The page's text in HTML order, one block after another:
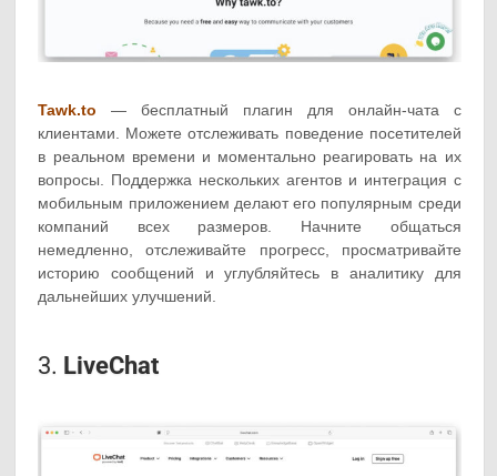
Tawk.to — бесплатный плагин для онлайн-чата с
клиентами. Можете отслеживать поведение посетителей
в реальном времени и моментально реагировать на их
вопросы. Поддержка нескольких агентов и интеграция с
мобильным приложением делают его популярным среди
компаний всех размеров. Начните общаться
немедленно, отслеживайте прогресс, просматривайте
историю сообщений и углубляйтесь в аналитику для
дальнейших улучшений.
3. LiveChat